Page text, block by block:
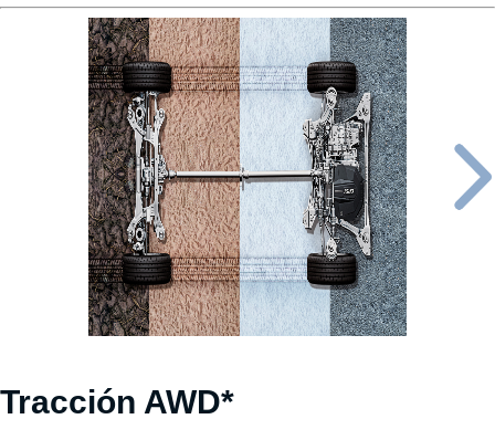
Tracción AWD*